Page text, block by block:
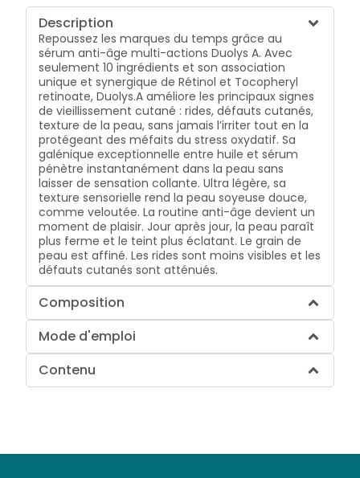
Description
Repoussez les marques du temps grâce au
sérum anti-âge multi-actions Duolys A. Avec
seulement 10 ingrédients et son association
unique et synergique de Rétinol et Tocopheryl
retinoate, Duolys.A améliore les principaux signes
de vieillissement cutané : rides, défauts cutanés,
texture de la peau, sans jamais l’irriter tout en la
protégeant des méfaits du stress oxydatif. Sa
galénique exceptionnelle entre huile et sérum
pénètre instantanément dans la peau sans
laisser de sensation collante. Ultra légère, sa
texture sensorielle rend la peau soyeuse douce,
comme veloutée. La routine anti-âge devient un
moment de plaisir. Jour après jour, la peau paraît
plus ferme et le teint plus éclatant. Le grain de
peau est affiné. Les rides sont moins visibles et les
défauts cutanés sont atténués.
Composition
Mode d'emploi
Contenu